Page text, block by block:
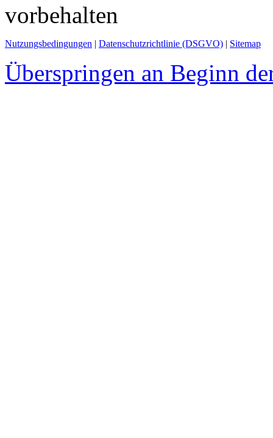
vorbehalten
Nutzungsbedingungen Datenschutzrichtlinie (DSGVO) Sitemap
Überspringen an Beginn